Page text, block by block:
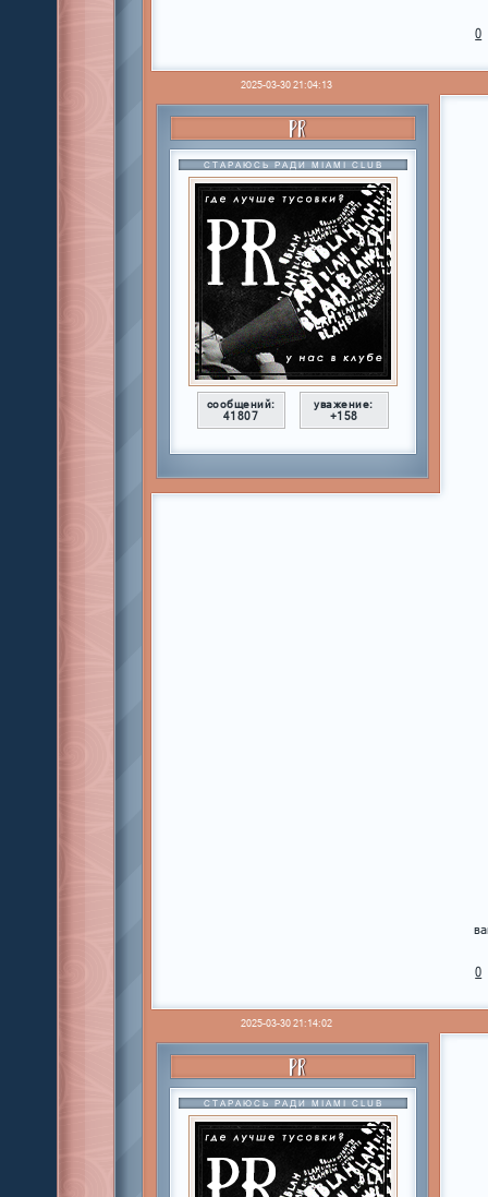
0
2025-03-30 21:04:13
PR
СТАРАЮСЬ РАДИ MIAMI CLUB
сообщений:
41807
уважение:
+158
0
2025-03-30 21:14:02
PR
СТАРАЮСЬ РАДИ MIAMI CLUB